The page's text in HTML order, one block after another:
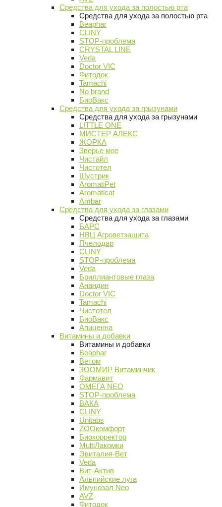
Средства для ухода за полостью рта
Средства для ухода за полостью рта
Beaphar
CLINY
STOP-проблема
CRYSTAL LINE
Veda
Doctor VIC
Фитодок
Tamachi
No brand
БиоВакс
Средства для ухода за грызунами
Средства для ухода за грызунами
LITTLE ONE
МИСТЕР АЛЕКС
ЖОРКА
Зверье мое
Чистайл
Чистотел
Шустрик
AromatiPet
Aromaticat
Ambar
Средства для ухода за глазами
Средства для ухода за глазами
БАРС
НВЦ Агроветзащита
Пчелодар
CLINY
STOP-проблема
Veda
Бриллиантовые глаза
Анандин
Doctor VIC
Tamachi
Чистотел
БиоВакс
Апиценна
Витамины и добавки
Витамины и добавки
Beaphar
Ветом
ЗООМИР Витаминчик
Фармавит
ОМЕГА NEO
STOP-проблема
ВАКА
CLINY
Unitabs
ZOOкомфорт
Биокорректор
MultiЛакомки
Эвиталия-Вет
Veda
Вит-Актив
Альпийские луга
Имунозал Neo
AVZ
Фитодок